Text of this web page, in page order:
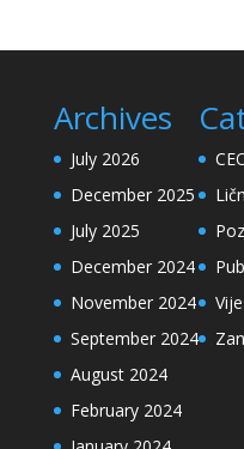
Archives
July 2026
December 2025
July 2025
December 2024
November 2024
September 2024
August 2024
February 2024